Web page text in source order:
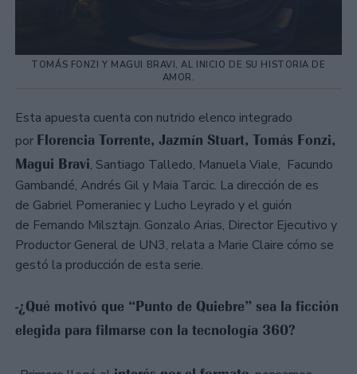
TOMÁS FONZI Y MAGUI BRAVI, AL INICIO DE SU HISTORIA DE
AMOR.
Esta apuesta cuenta con nutrido elenco integrado
por Florencia Torrente, Jazmín Stuart, Tomás Fonzi,
Magui Bravi, Santiago Talledo, Manuela Viale, Facundo
Gambandé, Andrés Gil y Maia Tarcic. La dirección de es
de Gabriel Pomeraniec y Lucho Leyrado y el guión
de Fernando Milsztajn. Gonzalo Arias, Director Ejecutivo y
Productor General de UN3, relata a Marie Claire cómo se
gestó la producción de esta serie.
-¿Qué motivó que “Punto de Quiebre” sea la ficción
elegida para filmarse con la tecnología 360?